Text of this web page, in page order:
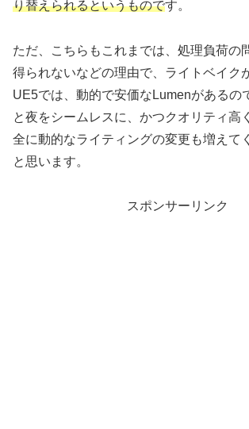
り替えられるというものです。
ただ、こちらもこれまでは、処理負荷の
得られないなどの理由で、ライトベイク
UE5では、動的で安価なLumenがあるの
と夜をシームレスに、かつクオリティ高
全に動的なライティングの変更も増えて
と思います。
スポンサーリンク